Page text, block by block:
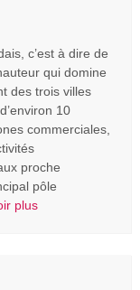
c’est à dire de
qui domine
des trois villes
10
commerciales,
proche
pôle
plus